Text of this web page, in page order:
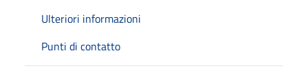
Ulteriori informazioni
Punti di contatto